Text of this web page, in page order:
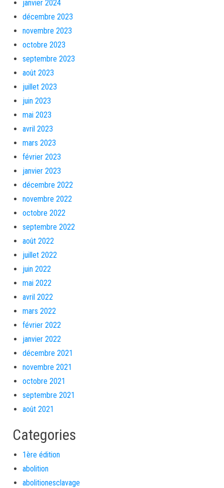
janvier 2024
décembre 2023
novembre 2023
octobre 2023
septembre 2023
août 2023
juillet 2023
juin 2023
mai 2023
avril 2023
mars 2023
février 2023
janvier 2023
décembre 2022
novembre 2022
octobre 2022
septembre 2022
août 2022
juillet 2022
juin 2022
mai 2022
avril 2022
mars 2022
février 2022
janvier 2022
décembre 2021
novembre 2021
octobre 2021
septembre 2021
août 2021
Categories
1ère édition
abolition
abolitionesclavage